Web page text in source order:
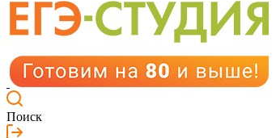
Поиск